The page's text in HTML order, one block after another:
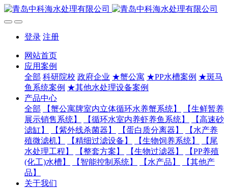
登录 注册
网站首页
应用案例
全部 科研院校 政府企业 ★蟹公寓 ★PP水槽案例 ★斑马
鱼系统案例 ★其他水处理设备案例
产品中心
全部
【蟹公寓牌室内立体循环水养蟹系统】
【生鲜暂养
展示销售系统】
【循环水室内养虾养鱼系统】
【高速砂
滤缸】
【紫外线杀菌器】 【蛋白质分离器】
【水产养
殖微滤机】
【精细过滤设备】 【生物饲养系统】
【尾
水处理工程】
【整套方案】 【生物过滤器】
【PP养殖
(化工)水槽】
【智能控制系统】 【水产品】
【其他产
品】
关于我们